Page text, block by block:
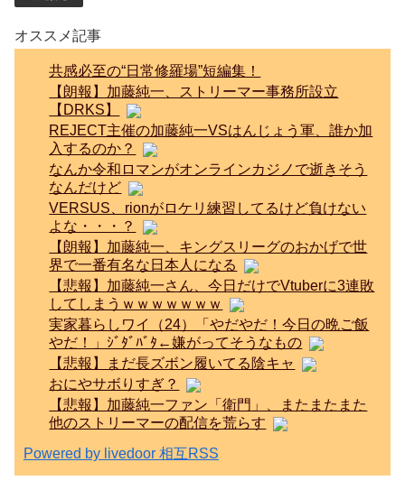
オススメ記事
共感必至の“日常修羅場”短編集！
【朗報】加藤純一、ストリーマー事務所設立
【DRKS】
REJECT主催の加藤純一VSはんじょう軍、誰か加
入するのか？
なんか令和ロマンがオンラインカジノで逝きそう
なんだけど
VERSUS、rionがロケリ練習してるけど負けない
よな・・・？
【朗報】加藤純一、キングスリーグのおかげで世
界で一番有名な日本人になる
【悲報】加藤純一さん、今日だけでVtuberに3連敗
してしまうｗｗｗｗｗｗｗ
実家暮らしワイ（24）「やだやだ！今日の晩ご飯
やだ！」ｼﾞﾀﾞﾊﾞﾀ←嫌がってそうなもの
【悲報】まだ長ズボン履いてる陰キャ
おにやサボりすぎ？
【悲報】加藤純一ファン「衛門」、またまたまた
他のストリーマーの配信を荒らす
Powered by livedoor 相互RSS